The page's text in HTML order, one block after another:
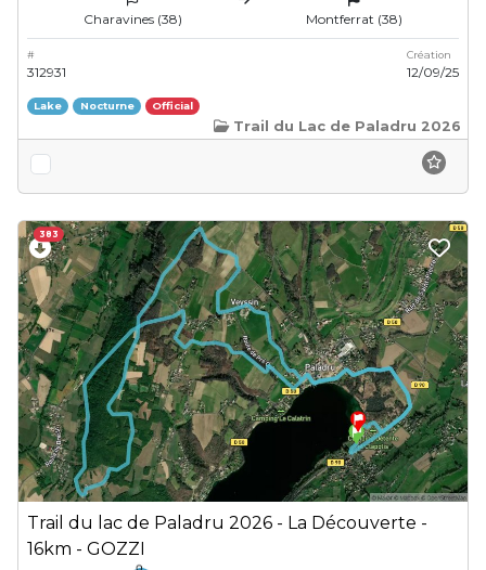
Charavines (38) Montferrat (38)
#
312931
Création
12/09/25
Lake Nocturne Official
Trail du Lac de Paladru 2026
383
Trail du lac de Paladru 2026 - La Découverte -
16km - GOZZI